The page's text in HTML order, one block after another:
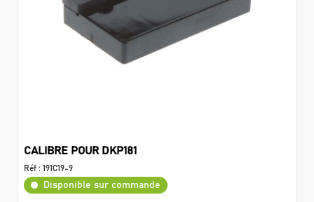
CALIBRE POUR DKP181
Réf : 191C19-9
Disponible sur commande